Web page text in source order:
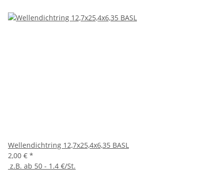
Wellendichtring 12,7x25,4x6,35 BASL
2,00 € *
z.B. ab 50 - 1.4 €/St.